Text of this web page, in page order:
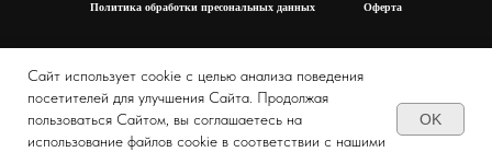
Сайт использует cookie с целью анализа поведения
посетителей для улучшения Сайта. Продолжая
пользоваться Сайтом, вы соглашаетесь на
использование файлов cookie в соответствии с нашими
OK
Политика обработки пресональных данных Оферта